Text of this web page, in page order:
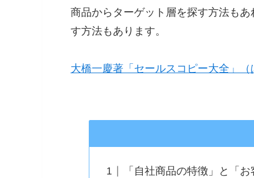
商品からターゲット層を探す方法も
す方法もあります。
大橋一慶著「セールスコピー大全」（
「自社商品の特徴」と「